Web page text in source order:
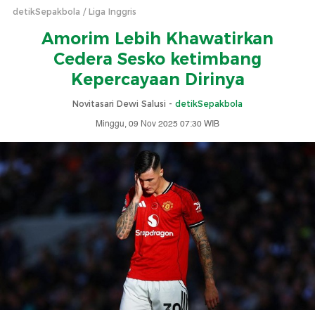
detikSepakbola Liga Inggris
Amorim Lebih Khawatirkan
Cedera Sesko ketimbang
Kepercayaan Dirinya
Novitasari Dewi Salusi - detikSepakbola
Minggu, 09 Nov 2025 07:30 WIB